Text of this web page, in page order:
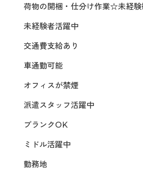
荷物の開梱・仕分け作業☆未経
未経験者活躍中
交通費支給あり
車通勤可能
オフィスが禁煙
派遣スタッフ活躍中
ブランクOK
ミドル活躍中
勤務地